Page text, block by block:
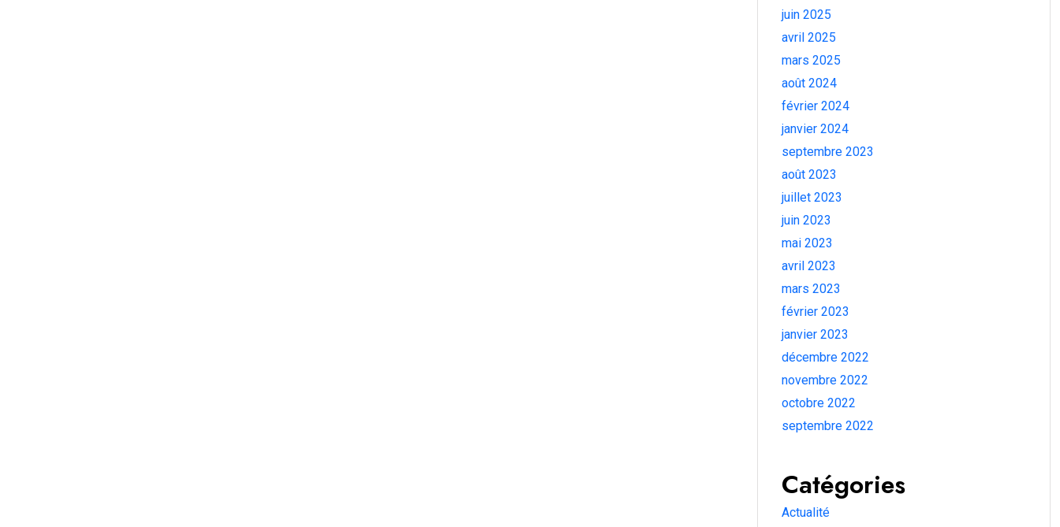
juin 2025
avril 2025
mars 2025
août 2024
février 2024
janvier 2024
septembre 2023
août 2023
juillet 2023
juin 2023
mai 2023
avril 2023
mars 2023
février 2023
janvier 2023
décembre 2022
novembre 2022
octobre 2022
septembre 2022
Catégories
Actualité